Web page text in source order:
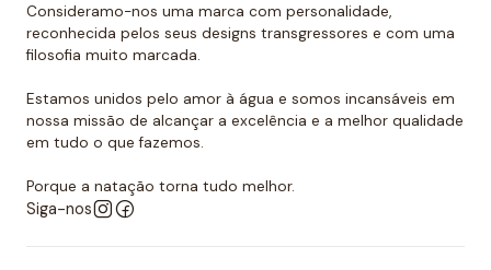
Consideramo-nos uma marca com personalidade,
reconhecida pelos seus designs transgressores e com uma
filosofia muito marcada.
Estamos unidos pelo amor à água e somos incansáveis em
nossa missão de alcançar a excelência e a melhor qualidade
em tudo o que fazemos.
Porque a natação torna tudo melhor.
Siga-nos